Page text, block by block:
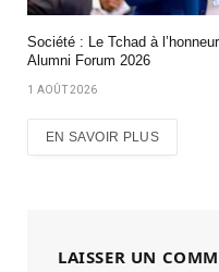
Société : Le Tchad à
Alumni Forum 2026
1 AOÛT 2026
EN SAVOIR PLUS
LAISSER UN